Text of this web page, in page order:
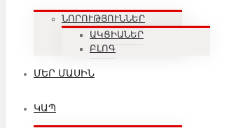
ՆՈՐՈՒԹՅՈՒՆՆԵՐ
ԱԿՑԻԱՆԵՐ
ԲԼՈԳ
ՄԵՐ ՄԱՍԻՆ
ԿԱՊ